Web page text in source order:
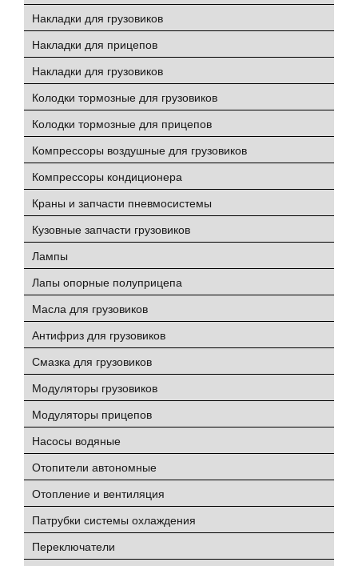
Накладки для грузовиков
Накладки для прицепов
Накладки для грузовиков
Колодки тормозные для грузовиков
Колодки тормозные для прицепов
Компрессоры воздушные для грузовиков
Компрессоры кондиционера
Краны и запчасти пневмосистемы
Кузовные запчасти грузовиков
Лампы
Лапы опорные полуприцепа
Масла для грузовиков
Антифриз для грузовиков
Смазка для грузовиков
Модуляторы грузовиков
Модуляторы прицепов
Насосы водяные
Отопители автономные
Отопление и вентиляция
Патрубки системы охлаждения
Переключатели